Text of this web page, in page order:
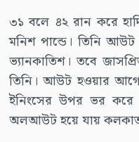
৩১ বলে ৪২ রান করে
মনিশ পান্ডে। তিনি
ভ্যানকাতিশ। তবে
তিনি। আউট হওয়ার
ইনিংসের উপর ভর
অলআউট হয়ে যায়